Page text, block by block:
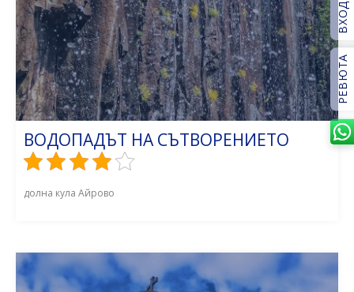
ВОДОПАДЪТ НА СЪТВОРЕНИЕТО
долна кула Айрово
ВХОД
РЕВЮТА